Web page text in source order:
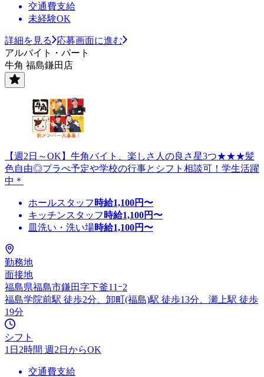
交通費支給
未経験OK
詳細を見る
応募画面に進む
アルバイト・パート
牛角 福島鎌田店
【週2日～OK】牛角バイト、楽しさ人の良さ星3つ★★★髪
色自由◎プラぺ予定や学校の行事とシフト相談可！学生活躍
中＊
ホールスタッフ 時給1,100円〜
キッチンスタッフ 時給1,100円〜
皿洗い・洗い場時給1,100円〜
勤務地
面接地
福島県福島市鎌田字下釜11ｰ2
福島学院前駅 徒歩2分、卸町(福島)駅 徒歩13分、瀬上駅 徒歩
19分
シフト
1日2時間 週2日からOK
交通費支給